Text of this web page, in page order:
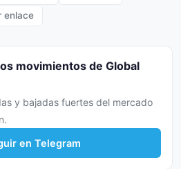
enlace
movimientos de Global
y bajadas fuertes del mercado
en Telegram